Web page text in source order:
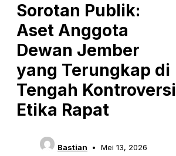
Sorotan Publik:
Aset Anggota
Dewan Jember
yang Terungkap di
Tengah Kontroversi
Etika Rapat
Bastian Mei 13, 2026